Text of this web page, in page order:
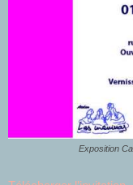
Exposition